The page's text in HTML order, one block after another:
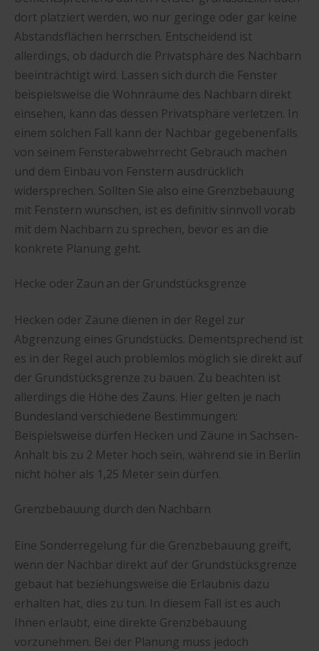
dort platziert werden, wo nur geringe oder gar keine
Abstandsflächen herrschen. Entscheidend ist
allerdings, ob dadurch die Privatsphäre des Nachbarn
beeinträchtigt wird. Lassen sich durch die Fenster
beispielsweise die Wohnräume des Nachbarn direkt
einsehen, kann das dessen Privatsphäre verletzen. In
einem solchen Fall kann der Nachbar gegebenenfalls
von seinem Fensterabwehrrecht Gebrauch machen
und dem Einbau von Fenstern ausdrücklich
widersprechen. Sollten Sie also eine Grenzbebauung
mit Fenstern wünschen, ist es definitiv sinnvoll vorab
mit dem Nachbarn zu sprechen, bevor es an die
konkrete Planung geht.
Hecke oder Zaun an der Grundstücksgrenze
Hecken oder Zäune dienen in der Regel zur
Abgrenzung eines Grundstücks. Dementsprechend ist
es in der Regel auch problemlos möglich sie direkt auf
der Grundstücksgrenze zu bauen. Zu beachten ist
allerdings die Höhe des Zauns. Hier gelten je nach
Bundesland verschiedene Bestimmungen:
Beispielsweise dürfen Hecken und Zäune in Sachsen-
Anhalt bis zu 2 Meter hoch sein, während sie in Berlin
nicht höher als 1,25 Meter sein dürfen.
Grenzbebauung durch den Nachbarn
Eine Sonderregelung für die Grenzbebauung greift,
wenn der Nachbar direkt auf der Grundstücksgrenze
gebaut hat beziehungsweise die Erlaubnis dazu
erhalten hat, dies zu tun. In diesem Fall ist es auch
Ihnen erlaubt, eine direkte Grenzbebauung
vorzunehmen. Bei der Planung muss jedoch